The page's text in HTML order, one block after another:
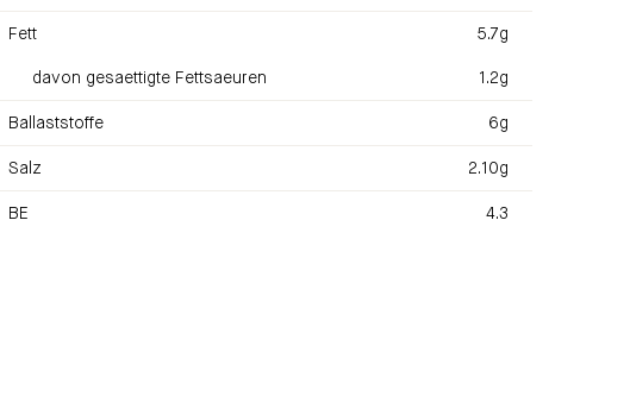
Fett 5.7g
davon gesaettigte Fettsaeuren 1.2g
Ballaststoffe 6g
Salz 2.10g
BE 4.3